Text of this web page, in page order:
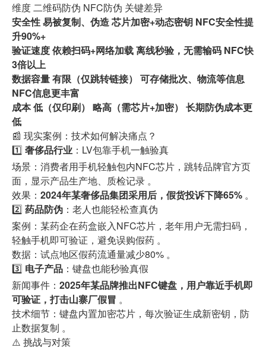
维度 二维码防伪 NFC防伪 关键差异
安全性 易被复制、伪造 芯片加密+动态密钥 NFC安全性提
升90%+
验证速度 依赖扫码+网络加载 离线秒验，无需输码 NFC快
3倍以上
数据容量 有限（仅跳转链接） 可存储批次、物流等信息
NFC信息更丰富
成本 低（仅印刷） 略高（需芯片+加密） 长期防伪成本更
低
📰 现实案例：技术如何解决痛点？
1️⃣ 奢侈品行业 ：LV包靠手机一触验真
场景：消费者用手机轻触包内NFC芯片，跳转品牌官方页
面，显示产品生产地、质检记录 。
效果： 2024年某奢侈品集团采用后，假货投诉下降65% 。
2️⃣ 药品防伪 ：老人也能轻松查真伪
案例：某药企在药盒嵌入NFC芯片，老年用户无需扫码，
轻触手机即可验证，避免误购假药 。
数据：试点地区假药流通量减少80% 。
3️⃣ 电子产品 ：键盘也能秒验真假
新闻事件： 2025年某品牌推出NFC键盘，用户靠近手机即
可验证，打击山寨厂假冒 。
技术细节：键盘内置加密芯片，每次验证生成新密钥，防
止数据复制 。
⚠️ 挑战与对策